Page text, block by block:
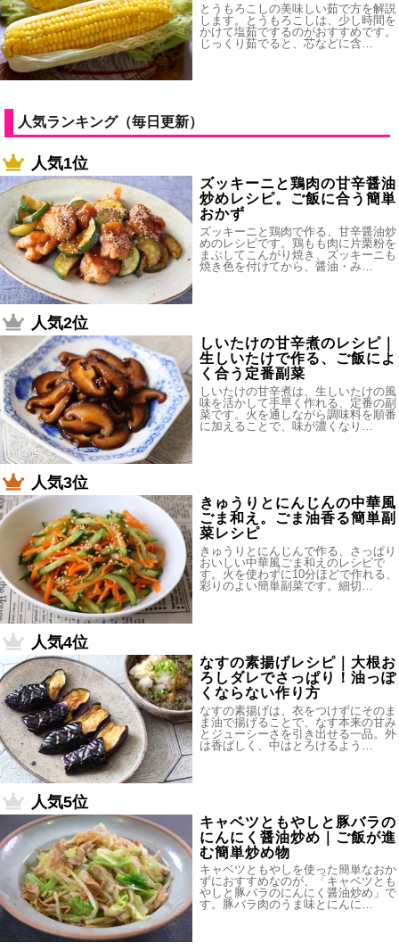
とうもろこしの美味しい茹で方を解説
します。とうもろこしは、少し時間を
かけて塩茹でするのがおすすめです。
じっくり茹でると、芯などに含…
人気ランキング（毎日更新）
人気1位
ズッキーニと鶏肉の甘辛醤油
炒めレシピ。ご飯に合う簡単
おかず
ズッキーニと鶏肉で作る、甘辛醤油炒
めのレシピです。鶏もも肉に片栗粉を
まぶしてこんがり焼き、ズッキーニも
焼き色を付けてから、醤油・み…
人気2位
しいたけの甘辛煮のレシピ｜
生しいたけで作る、ご飯によ
く合う定番副菜
しいたけの甘辛煮は、生しいたけの風
味を活かして手早く作れる、定番の副
菜です。火を通しながら調味料を順番
に加えることで、味が濃くなり…
人気3位
きゅうりとにんじんの中華風
ごま和え。ごま油香る簡単副
菜レシピ
きゅうりとにんじんで作る、さっぱり
おいしい中華風ごま和えのレシピで
す。火を使わずに10分ほどで作れる、
彩りのよい簡単副菜です。細切…
人気4位
なすの素揚げレシピ｜大根お
ろしダレでさっぱり！油っぽ
くならない作り方
なすの素揚げは、衣をつけずにそのま
ま油で揚げることで、なす本来の甘み
とジューシーさを引き出せる一品。外
は香ばしく、中はとろけるよう…
人気5位
キャベツともやしと豚バラの
にんにく醤油炒め｜ご飯が進
む簡単炒め物
キャベツともやしを使った簡単なおか
ずにおすすめなのが、「キャベツとも
やしと豚バラのにんにく醤油炒め」で
す。豚バラ肉のうま味とにんに…